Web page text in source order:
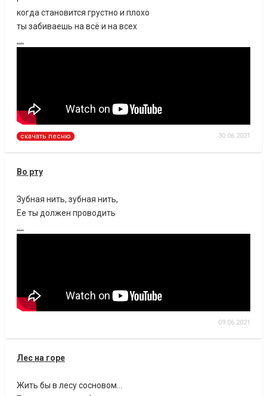
когда становится грустно и плохо
ты забиваешь на всё и на всех
скачать песню 30.06.2021
Во рту
Зубная нить, зубная нить,
Ее ты должен проводить
09.06.2021
Лес на горе
Жить бы в лесу сосновом...